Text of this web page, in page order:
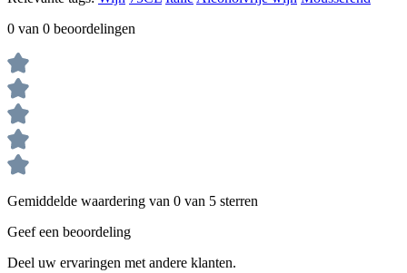
0 van 0 beoordelingen
Gemiddelde waardering van 0 van 5 sterren
Geef een beoordeling
Deel uw ervaringen met andere klanten.